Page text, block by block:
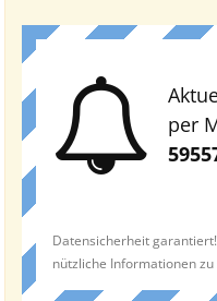
per
Datensicherheit
nützliche Informationen